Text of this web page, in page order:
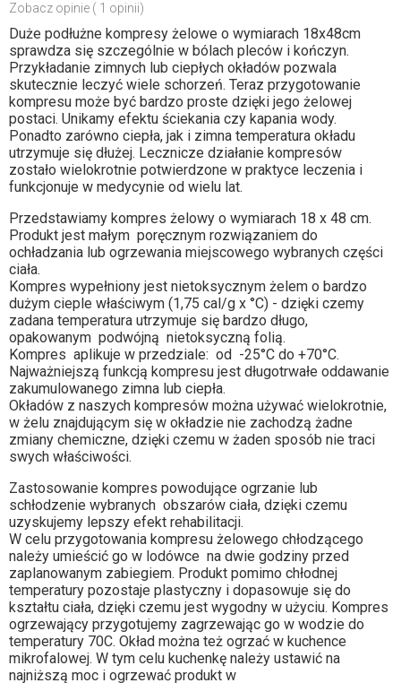
Zobacz opinie ( 1 opinii)
Duże podłużne kompresy żelowe o wymiarach 18x48cm
sprawdza się szczególnie w bólach pleców i kończyn.
Przykładanie zimnych lub ciepłych okładów pozwala
skutecznie leczyć wiele schorzeń. Teraz przygotowanie
kompresu może być bardzo proste dzięki jego żelowej
postaci. Unikamy efektu ściekania czy kapania wody.
Ponadto zarówno ciepła, jak i zimna temperatura okładu
utrzymuje się dłużej. Lecznicze działanie kompresów
zostało wielokrotnie potwierdzone w praktyce leczenia i
funkcjonuje w medycynie od wielu lat.
Przedstawiamy kompres żelowy o wymiarach 18 x 48 cm.
Produkt jest małym poręcznym rozwiązaniem do
ochładzania lub ogrzewania miejscowego wybranych części
ciała.
Kompres wypełniony jest nietoksycznym żelem o bardzo
dużym cieple właściwym (1,75 cal/g x °C) - dzięki czemy
zadana temperatura utrzymuje się bardzo długo,
opakowanym podwójną nietoksyczną folią.
Kompres aplikuje w przedziale: od -25°C do +70°C.
Najważniejszą funkcją kompresu jest długotrwałe oddawanie
zakumulowanego zimna lub ciepła.
Okładów z naszych kompresów można używać wielokrotnie,
w żelu znajdującym się w okładzie nie zachodzą żadne
zmiany chemiczne, dzięki czemu w żaden sposób nie traci
swych właściwości.
Zastosowanie kompres powodujące ogrzanie lub
schłodzenie wybranych obszarów ciała, dzięki czemu
uzyskujemy lepszy efekt rehabilitacji.
W celu przygotowania kompresu żelowego chłodzącego
należy umieścić go w lodówce na dwie godziny przed
zaplanowanym zabiegiem. Produkt pomimo chłodnej
temperatury pozostaje plastyczny i dopasowuje się do
kształtu ciała, dzięki czemu jest wygodny w użyciu. Kompres
ogrzewający przygotujemy zagrzewając go w wodzie do
temperatury 70C. Okład można też ogrzać w kuchence
mikrofalowej. W tym celu kuchenkę należy ustawić na
najniższą moc i ogrzewać produkt w